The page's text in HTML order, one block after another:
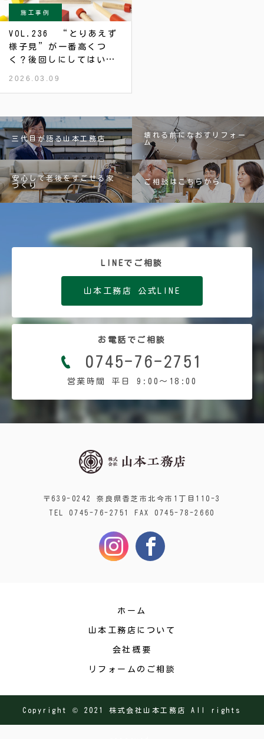
施工事例
VOL.236 “とりあえず
様子見”が一番高くつ
く？後回しにしてはいけ
2026.03.09
三代目が語る山本工務店
壊れる前になおすリフォー
ム
安心して老後をすごせる家
づくり
ご相談はこちらから
LINEでご相談
山本工務店 公式LINE
お電話でご相談
0745-76-2751
営業時間 平日 9:00〜18:00
〒639-0242 奈良県香芝市北今市1丁目110-3
TEL 0745-76-2751 FAX 0745-78-2660
ホーム
山本工務店について
会社概要
リフォームのご相談
Copyright © 2021 株式会社山本工務店 All rights